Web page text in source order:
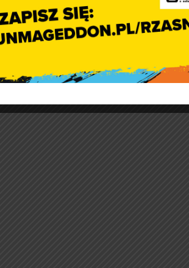
obowiązywania
stopni alarmowych (do 31